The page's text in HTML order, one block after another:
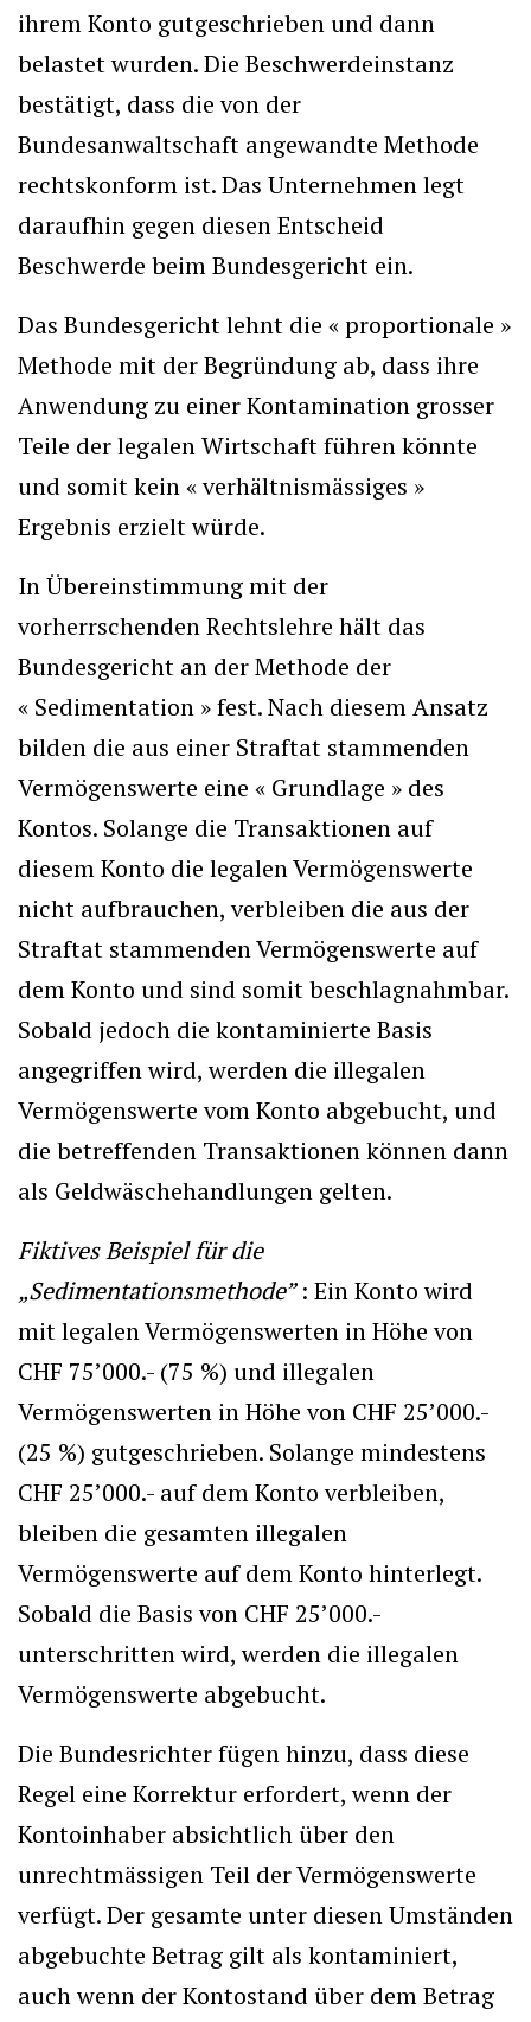
ihrem Konto gutgeschrieben und dann
belastet wurden. Die Beschwerdeinstanz
bestätigt, dass die von der
Bundesanwaltschaft angewandte Methode
rechtskonform ist. Das Unternehmen legt
daraufhin gegen diesen Entscheid
Beschwerde beim Bundesgericht ein.
Das Bundesgericht lehnt die « proportionale »
Methode mit der Begründung ab, dass ihre
Anwendung zu einer Kontamination grosser
Teile der legalen Wirtschaft führen könnte
und somit kein « verhältnismässiges »
Ergebnis erzielt würde.
In Übereinstimmung mit der
vorherrschenden Rechtslehre hält das
Bundesgericht an der Methode der
« Sedimentation » fest. Nach diesem Ansatz
bilden die aus einer Straftat stammenden
Vermögenswerte eine « Grundlage » des
Kontos. Solange die Transaktionen auf
diesem Konto die legalen Vermögenswerte
nicht aufbrauchen, verbleiben die aus der
Straftat stammenden Vermögenswerte auf
dem Konto und sind somit beschlagnahmbar.
Sobald jedoch die kontaminierte Basis
angegriffen wird, werden die illegalen
Vermögenswerte vom Konto abgebucht, und
die betreffenden Transaktionen können dann
als Geldwäschehandlungen gelten.
Fiktives Beispiel für die
„Sedimentationsmethode”: Ein Konto wird
mit legalen Vermögenswerten in Höhe von
CHF 75’000.- (75 %) und illegalen
Vermögenswerten in Höhe von CHF 25’000.-
(25 %) gutgeschrieben. Solange mindestens
CHF 25’000.- auf dem Konto verbleiben,
bleiben die gesamten illegalen
Vermögenswerte auf dem Konto hinterlegt.
Sobald die Basis von CHF 25’000.-
unterschritten wird, werden die illegalen
Vermögenswerte abgebucht.
Die Bundesrichter fügen hinzu, dass diese
Regel eine Korrektur erfordert, wenn der
Kontoinhaber absichtlich über den
unrechtmässigen Teil der Vermögenswerte
verfügt. Der gesamte unter diesen Umständen
abgebuchte Betrag gilt als kontaminiert,
auch wenn der Kontostand über dem Betrag